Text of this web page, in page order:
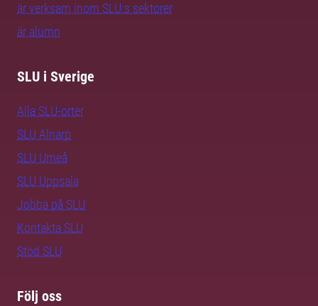
är verksam inom SLU:s sektorer
är alumn
SLU i Sverige
Alla SLU-orter
SLU Alnarp
SLU Umeå
SLU Uppsala
Jobba på SLU
Kontakta SLU
Stöd SLU
Följ oss